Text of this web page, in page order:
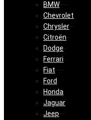
BMW
Chevrolet
Chrysler
Citroën
Dodge
Ferrari
Fiat
Ford
Honda
Jaguar
Jeep